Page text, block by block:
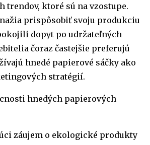
trendov, ktoré sú na vzostupe.
prispôsobiť svoju produkciu
dopyt po udržateľných
čoraz častejšie preferujú
hnedé papierové sáčky ako
stratégií.
hnedých papierových
záujem o ekologické produkty